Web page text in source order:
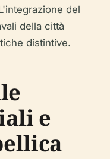
del
della città
distintive.
e